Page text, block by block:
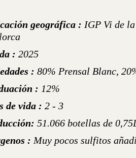
geográfica : IGP Vi de
: 2025
: 80% Prensal Blanc,
: 12%
de vida : 2 - 3
51.066 botellas de
: Muy pocos sulfitos